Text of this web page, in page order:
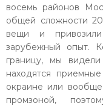
восемь районов
общей сложности
вещи и
зарубежный опыт.
границу, мы
находятся
окраине или
промзоной,